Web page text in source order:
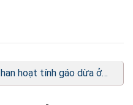
hoạt tính gáo dừa ở